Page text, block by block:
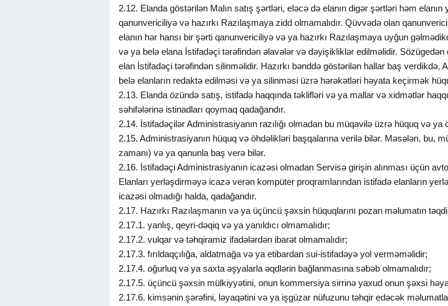
2.12. Elanda göstərilən Malın satış şərtləri, eləcə də elanın digər şərtləri həm
qanunvericiliyə və hazırkı Razılaşmaya zidd olmamalıdır. Qüvvədə olan
elanın hər hansı bir şərti qanunvericiliyə və ya hazırkı Razılaşmaya uyğun
və ya belə elana İstifadəçi tərəfindən əlavələr və dəyişikliklər edilməlidir.
elan İstifadəçi tərəfindən silinməlidir. Hazırkı bənddə göstərilən hallar baş
belə elanların redaktə edilməsi və ya silinməsi üzrə hərəkətləri həyata keçirmək
2.13. Elanda özündə satış, istifadə haqqında təklifləri və ya mallar və xidmətlər
səhifələrinə istinadları qoymaq qadağandır.
2.14. İstifadəçilər Administrasiyanın razılığı olmadan bu müqavilə üzrə hüquq və ya
2.15. Administrasiyanın hüquq və öhdəlikləri başqalarına verilə bilər. Məsələn, bu,
zamanı) və ya qanunla baş verə bilər.
2.16. İstifadəçi Administrasiyanın icazəsi olmadan Servisə girişin alınması üçün
Elanları yerləşdirməyə icazə verən kompüter proqramlarından istifadə elanların
icazəsi olmadığı halda, qadağandır.
2.17. Hazırkı Razılaşmanın və ya üçüncü şəxsin hüquqlarını pozan məlumatın
2.17.1. yanlış, qeyri-dəqiq və ya yanıldıcı olmamalıdır;
2.17.2. vulqar və təhqiramiz ifadələrdən ibarət olmamalıdır;
2.17.3. fırıldaqçılığa, aldatmağa və ya etibardan sui-istifadəyə yol verməməlidir;
2.17.4. oğurluq və ya saxta əşyalarla əqdlərin bağlanmasına səbəb olmamalıdır;
2.17.5. üçüncü şəxsin mülkiyyətini, onun kommersiya sirrinə yaxud onun şəxsi
2.17.6. kimsənin şərəfini, ləyaqətini və ya işgüzar nüfuzunu təhqir edəcək